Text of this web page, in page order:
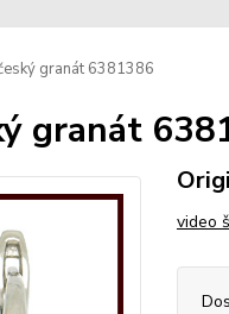
granát 6381386
granát
video